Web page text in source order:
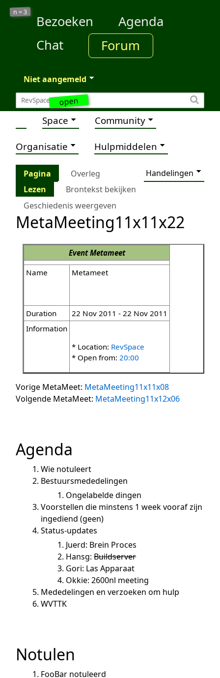
open
n =3
Bezoeken
Agenda
Chat
Forum
Niet aangemeld
Space Community
Organisatie Hulpmiddelen
Pagina Overleg
Handelingen
Lezen
Brontekst bekijken
Geschiedenis weergeven
MetaMeeting11x11x22
EventMetameet
Name
Metameet
Duration
22 Nov 2011 - 22 Nov 2011
Information
* Location: RevSpace
* Open from: 20:00
Vorige MetaMeet: MetaMeeting11x11x08
Volgende MetaMeet: MetaMeeting11x12x06
Agenda
Wie notuleert
Bestuursmededelingen
Ongelabelde dingen
Voorstellen die minstens 1 week vooraf zijn
ingediend (geen)
Status-updates
Juerd: Brein Proces
Hansg:Buildserver
Gori: Las Apparaat
Okkie: 2600nl meeting
Mededelingen en verzoeken om hulp
WVTTK
Notulen
FooBar notuleerd